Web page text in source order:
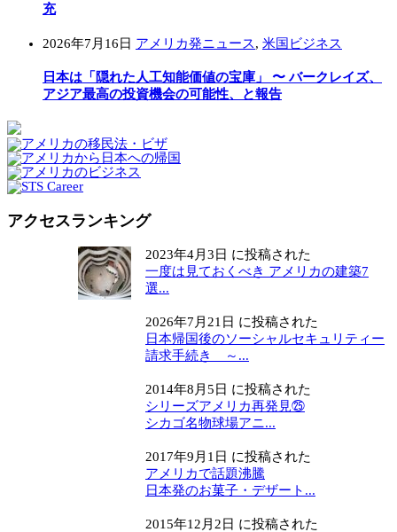
充
2026年7月16日 アメリカ発ニュース, 米国ビジネス
日本は「隠れた人工知能価値の宝庫」 〜 バークレイズ、
アジア最高の投資機会の可能性、と報告
アクセスランキング
2023年4月3日 に投稿された
一度は見ておくべき アメリカの建築7
選...
2026年7月21日 に投稿された
日本帰国後のソーシャルセキュリティー
請求手続き ～...
2014年8月5日 に投稿された
シリーズアメリカ再発見㉕
シカゴ名物球場アニ...
2017年9月1日 に投稿された
アメリカで話題沸騰
日本発のお菓子・デザート...
2015年12月2日 に投稿された